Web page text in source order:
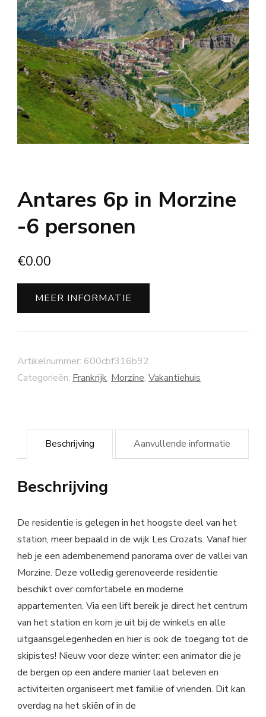
Antares 6p in Morzine
-6 personen
€0.00
MEER INFORMATIE
Artikelnummer: 600cbf316b92
Categorieën: Frankrijk, Morzine, Vakantiehuis
Beschrijving Aanvullende informatie
Beschrijving
De residentie is gelegen in het hoogste deel van het
station, meer bepaald in de wijk Les Crozats. Vanaf hier
heb je een adembenemend panorama over de vallei van
Morzine. Deze volledig gerenoveerde residentie
beschikt over comfortabele en moderne
appartementen. Via een lift bereik je direct het centrum
van het station en kom je uit bij de winkels en alle
uitgaansgelegenheden en hier is ook de toegang tot de
skipistes! Nieuw voor deze winter: een animator die je
de bergen op een andere manier laat beleven en
activiteiten organiseert met familie of vrienden. Dit kan
overdag na het skiën of in de